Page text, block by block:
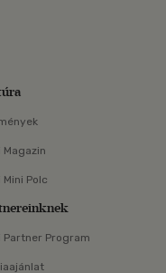
Magazin
Mini Polc
Partner Program